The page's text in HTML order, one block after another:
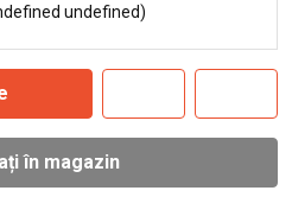
undefined)
în magazin